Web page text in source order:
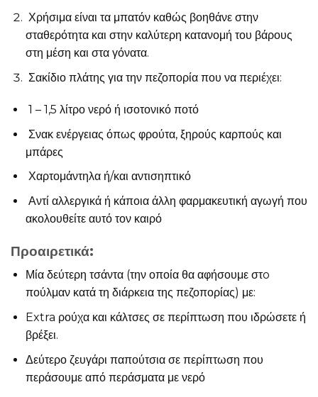
Χρήσιμα είναι τα μπατόν καθώς βοηθάνε στην
σταθερότητα και στην καλύτερη κατανομή του βάρους
στη μέση και στα γόνατα.
Σακίδιο πλάτης για την πεζοπορία που να περιέχει:
1 – 1,5 λίτρο νερό ή ισοτονικό ποτό
Σνακ ενέργειας όπως φρούτα, ξηρούς καρπούς και
μπάρες
Χαρτομάντηλα ή/και αντισηπτικό
Αντί αλλεργικά ή κάποια άλλη φαρμακευτική αγωγή που
ακολουθείτε αυτό τον καιρό
Προαιρετικά:
Μία δεύτερη τσάντα (την οποία θα αφήσουμε στo
πούλμαν κατά τη διάρκεια της πεζοπορίας) με:
Extra ρούχα και κάλτσες σε περίπτωση που ιδρώσετε ή
βρέξει.
Δεύτερο ζευγάρι παπούτσια σε περίπτωση που
περάσουμε από περάσματα με νερό